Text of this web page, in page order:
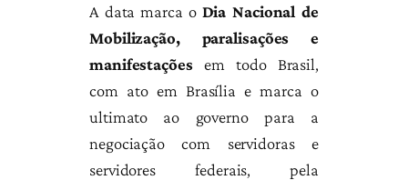
A data marca o Dia Nacional de
Mobilização, paralisações e
manifestaçõesem todo Brasil,
com ato em Brasília e marca o
ultimato ao governo para a
negociação com servidoras e
servidores federais, pela